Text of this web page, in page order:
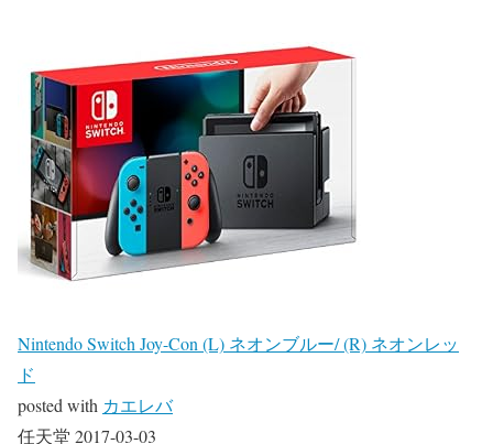
Nintendo Switch Joy-Con (L) ネオンブルー/ (R) ネオンレッ
ド
posted with カエレバ
任天堂 2017-03-03